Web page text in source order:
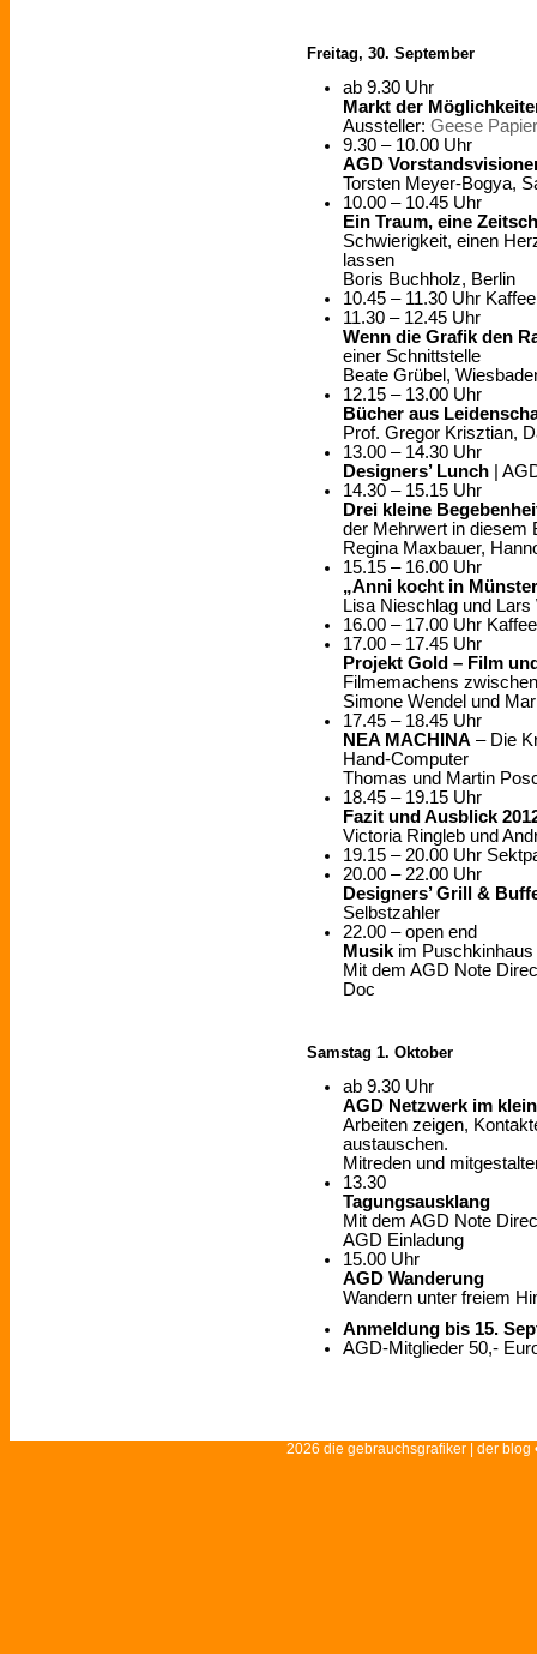
Freitag, 30. September
ab 9.30 Uhr
Markt der
Aussteller: Geese Papier
9.30 – 10.00 Uhr
AGD
Torsten Meyer-Bogya,
10.00 – 10.45 Uhr
Ein Traum, eine
Schwierigkeit, einen
lassen
Boris Buchholz, Berlin
10.45 – 11.30 Uhr
11.30 – 12.45 Uhr
Wenn die Grafik den
einer Schnittstelle
Beate Grübel,
12.15 – 13.00 Uhr
Bücher aus
Prof. Gregor Krisztian,
13.00 – 14.30 Uhr
Designers’ Lunch |
14.30 – 15.15 Uhr
Drei kleine
der Mehrwert in diesem
Regina Maxbauer,
15.15 – 16.00 Uhr
„Anni kocht in
Lisa Nieschlag und
16.00 – 17.00 Uhr
17.00 – 17.45 Uhr
Projekt Gold – Film
Filmemachens
Simone Wendel und
17.45 – 18.45 Uhr
NEA MACHINA – Die
Hand-Computer
Thomas und Martin
18.45 – 19.15 Uhr
Fazit und Ausblick
Victoria Ringleb und
19.15 – 20.00 Uhr
20.00 – 22.00 Uhr
Designers’ Grill &
Selbstzahler
22.00 – open end
Musik im Puschkinhaus
Mit dem AGD Note
Doc
Samstag 1. Oktober
ab 9.30 Uhr
AGD Netzwerk im
Arbeiten zeigen,
austauschen.
Mitreden und
13.30
Tagungsausklang
Mit dem AGD Note
AGD Einladung
15.00 Uhr
AGD Wanderung
Wandern unter freiem
Anmeldung bis 15.
AGD-Mitglieder 50,-
2026 die gebrauchsgrafiker | der blog